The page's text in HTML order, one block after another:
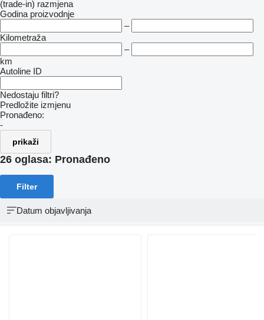
(trade-in) razmjena
Godina proizvodnje
–
Kilometraža
–
km
Autoline ID
Nedostaju filtri?
Predložite izmjenu
Pronađeno:
-
prikaži
26 oglasa: Pronađeno
Filter
Datum objavljivanja